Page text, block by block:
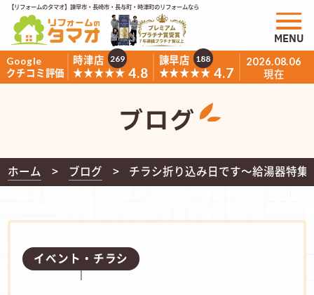
【リフォームのタマオ】諫早市・長崎市・長与町・時津町のリフォームなら
Google
クチコミ評価
時津店
★★★★★ 4.8
269
諫早店
★★★★★ 4.7
188 2026.08.06
現在
MENU
ブログ
ホーム ブログ チラシ折り込み日です～給湯器特集
イベント・チラシ